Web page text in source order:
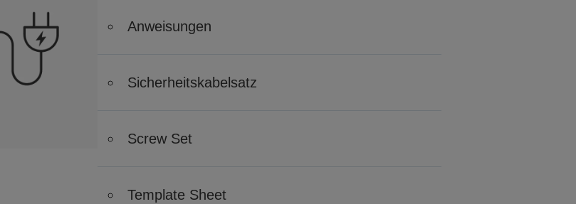
Anweisungen
Sicherheitskabelsatz
Screw Set
Template Sheet